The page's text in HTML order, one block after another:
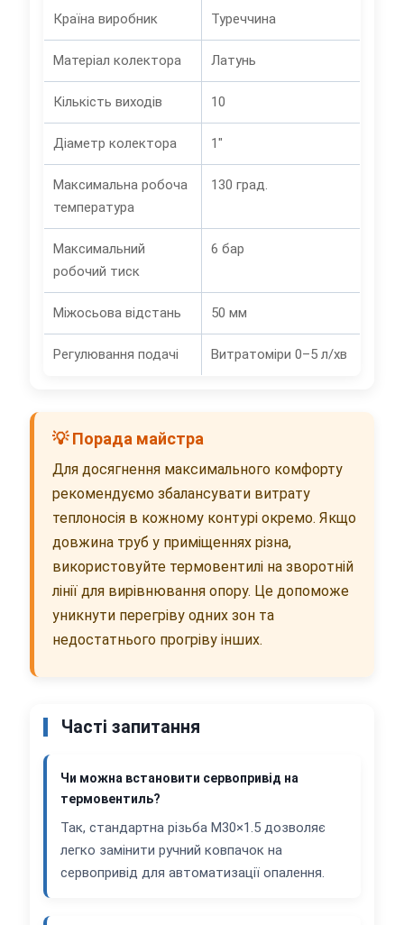
Країна виробник Туреччина
Матеріал колектора Латунь
Кількість виходів 10
Діаметр колектора 1"
Максимальна робоча
температура
130 град.
Максимальний
робочий тиск
6 бар
Міжосьова відстань 50 мм
Регулювання подачі Витратоміри 0–5 л/хв
💡 Порада майстра
Для досягнення максимального комфорту
рекомендуємо збалансувати витрату
теплоносія в кожному контурі окремо. Якщо
довжина труб у приміщеннях різна,
використовуйте термовентилі на зворотній
лінії для вирівнювання опору. Це допоможе
уникнути перегріву одних зон та
недостатнього прогріву інших.
Часті запитання
Чи можна встановити сервопривід на
термовентиль?
Так, стандартна різьба M30×1.5 дозволяє
легко замінити ручний ковпачок на
сервопривід для автоматизації опалення.